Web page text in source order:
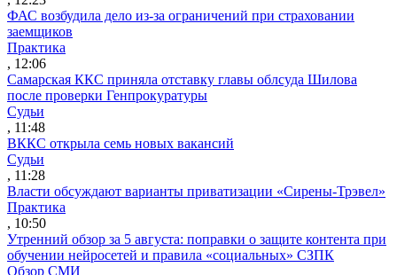
ФАС возбудила дело из-за ограничений при страховании
заемщиков
Практика
, 12:06
Самарская ККС приняла отставку главы облсуда Шилова
после проверки Генпрокуратуры
Судьи
, 11:48
ВККС открыла семь новых вакансий
Судьи
, 11:28
Власти обсуждают варианты приватизации «Сирены-Трэвел»
Практика
, 10:50
Утренний обзор за 5 августа: поправки о защите контента при
обучении нейросетей и правила «социальных» СЗПК
Обзор СМИ